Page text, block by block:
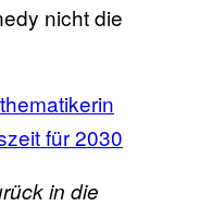
nicht die
für 2030
in die